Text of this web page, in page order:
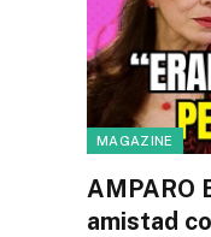
MAGAZINE
AMPARO
amistad